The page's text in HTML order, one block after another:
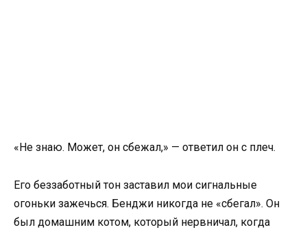
«Не знаю. Может, он сбежал,» — ответил он с плеч.
Его беззаботный тон заставил мои сигнальные
огоньки зажечься. Бенджи никогда не «сбегал». Он
был домашним котом, который нервничал, когда